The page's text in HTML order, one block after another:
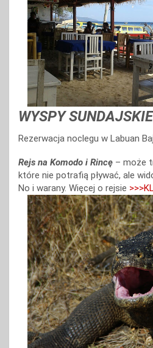
WYSPY SUNDAJSKIE
Rezerwacja noclegu w Labuan
Rejs na Komodo i Rincę – może
które nie potrafią pływać, ale
No i warany. Więcej o rejsie